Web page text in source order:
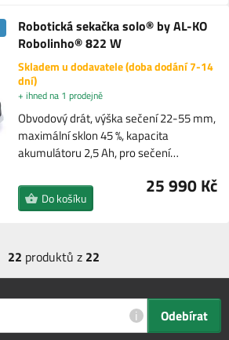
Robotická sekačka solo® by AL-KO
Robolinho® 822 W
Skladem u dodavatele (doba dodání 7-14
dní)
+ ihned na 1 prodejně
Obvodový drát, výška sečení 22-55 mm,
maximální sklon 45 %, kapacita
akumulátoru 2,5 Ah, pro sečení…
25 990 Kč
Do košíku
22 produktů z 22
i Odebírat